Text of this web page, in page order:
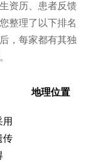
资历、患者反馈
整理了以下排名
，每家都有其独
地理位置
用
传